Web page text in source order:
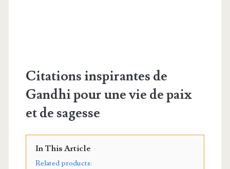
Citations inspirantes de
Gandhi pour une vie de paix
et de sagesse
In This Article
Related products: